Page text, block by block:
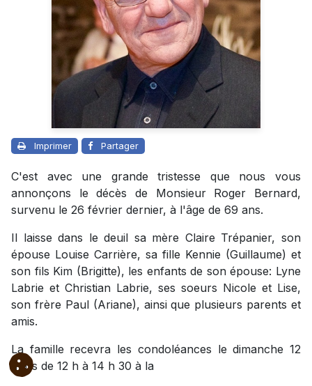
Imprimer Partager
C'est avec une grande tristesse que nous vous
annonçons le décès de Monsieur Roger Bernard,
survenu le 26 février dernier, à l'âge de 69 ans.
Il laisse dans le deuil sa mère Claire Trépanier, son
épouse Louise Carrière, sa fille Kennie (Guillaume) et
son fils Kim (Brigitte), les enfants de son épouse: Lyne
Labrie et Christian Labrie, ses soeurs Nicole et Lise,
son frère Paul (Ariane), ainsi que plusieurs parents et
amis.
La famille recevra les condoléances le dimanche 12
mars de 12 h à 14 h 30 à la